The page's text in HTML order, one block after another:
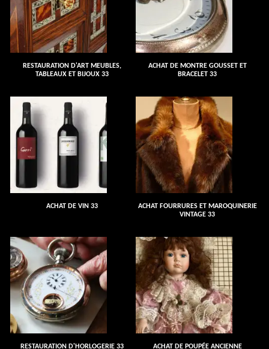
RESTAURATION D'ART MEUBLES,
TABLEAUX ET BIJOUX 33
ACHAT DE MONTRE GOUSSET ET
BRACELET 33
ACHAT DE VIN 33
ACHAT FOURRURES ET MAROQUINERIE
VINTAGE 33
RESTAURATION D'HORLOGERIE 33
ACHAT DE POUPÉE ANCIENNE